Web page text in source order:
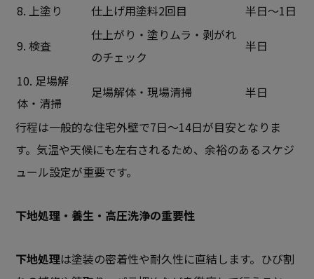
8. 上塗り
仕上げ用塗料2回目 半日～1日
9. 検査
仕上がり・塗りムラ・剥がれ
のチェック
半日
10. 足場解
体・清掃
足場解体・現場清掃 半日
行程は一般的な住宅外壁で7日～14日が目安となりま
す。気温や天候にも左右されるため、余裕のあるスケジ
ュール設定が重要です。
下地処理・養生・高圧洗浄の重要性
下地処理は塗装の密着性や耐久性に直結します。ひび割